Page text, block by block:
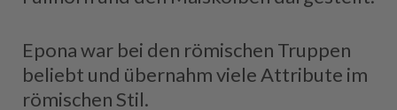
Epona war bei den römischen Truppen
beliebt und übernahm viele Attribute im
römischen Stil.